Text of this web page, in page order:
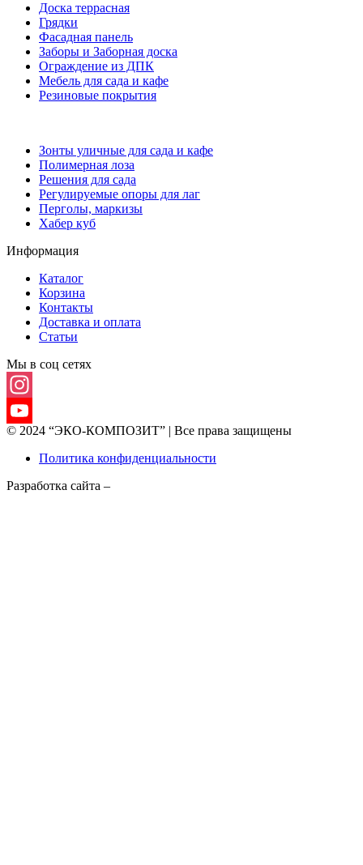
Доска террасная
Грядки
Фасадная панель
Заборы и Заборная доска
Ограждение из ДПК
Мебель для сада и кафе
Резиновые покрытия
Зонты уличные для сада и кафе
Полимерная лоза
Решения для сада
Регулируемые опоры для лаг
Перголы, маркизы
Хабер куб
Информация
Каталог
Корзина
Контакты
Доставка и оплата
Статьи
Мы в соц сетях
Instagram
YouTube
Channel
© 2024 “ЭКО-КОМПОЗИТ” | Все права защищены
Политика конфиденциальности
Разработка сайта –